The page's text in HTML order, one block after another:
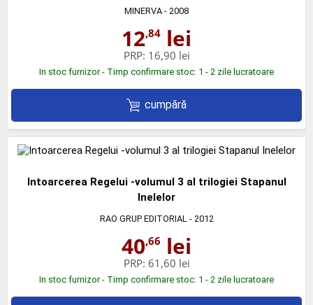
MINERVA - 2008
12,84 lei
PRP: 16,90 lei
In stoc furnizor - Timp confirmare stoc: 1 - 2 zile lucratoare
cumpără
Intoarcerea Regelui -volumul 3 al trilogiei Stapanul
Inelelor
RAO GRUP EDITORIAL - 2012
40,66 lei
PRP: 61,60 lei
In stoc furnizor - Timp confirmare stoc: 1 - 2 zile lucratoare